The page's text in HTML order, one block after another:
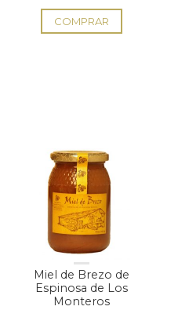
COMPRAR
Miel de Brezo de
Espinosa de Los
Monteros